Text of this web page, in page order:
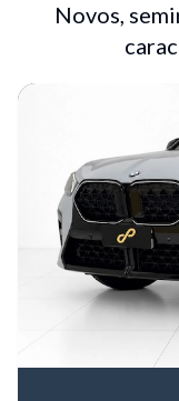
Novos,